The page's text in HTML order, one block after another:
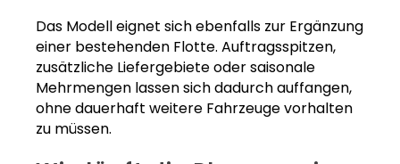
Das Modell eignet sich ebenfalls zur Ergänzung
einer bestehenden Flotte. Auftragsspitzen,
zusätzliche Liefergebiete oder saisonale
Mehrmengen lassen sich dadurch auffangen,
ohne dauerhaft weitere Fahrzeuge vorhalten
zu müssen.